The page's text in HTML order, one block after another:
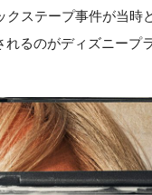
ステープ事件が当時
るのがディズニープ